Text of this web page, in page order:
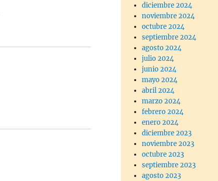
diciembre 2024
noviembre 2024
octubre 2024
septiembre 2024
agosto 2024
julio 2024
junio 2024
mayo 2024
abril 2024
marzo 2024
febrero 2024
enero 2024
diciembre 2023
noviembre 2023
octubre 2023
septiembre 2023
agosto 2023